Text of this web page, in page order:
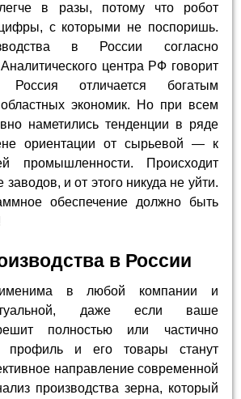
в разы, потому что робот
цифры, с которыми не поспоришь.
в России согласно
центра РФ говорит
отличается богатым
экономик. Но при всем
наметились тенденции в ряде
ориентации от сырьевой — к
промышленности. Происходит
и от этого никуда не уйти.
обеспечение должно быть
в России
в любой компании и
даже если ваше
полностью или частично
профиль и его товары станут
направление современной
производства зерна, который